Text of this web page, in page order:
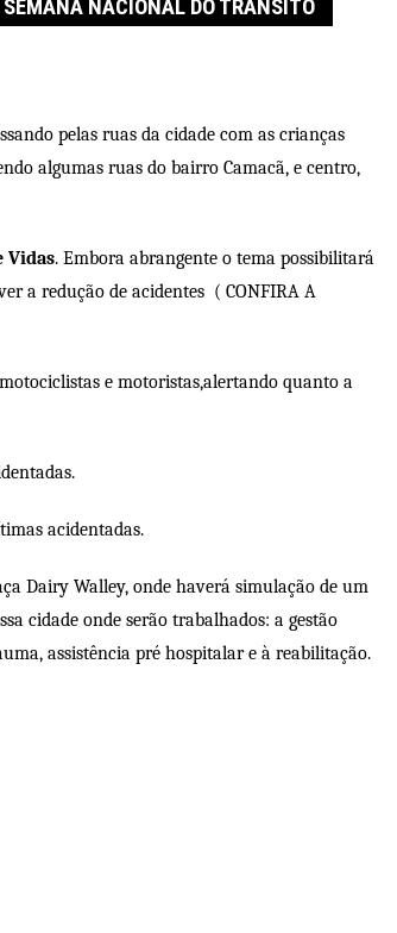
NACIONAL DO TRÂNSITO
pelas ruas da cidade com as crianças
algumas ruas do bairro Camacã, e centro,
Vidas. Embora abrangente o tema possibilitará
a redução de acidentes ( CONFIRA A
e motoristas,alertando quanto a
acidentadas.
Dairy Walley, onde haverá simulação de um
cidade onde serão trabalhados: a gestão
assistência pré hospitalar e à reabilitação.